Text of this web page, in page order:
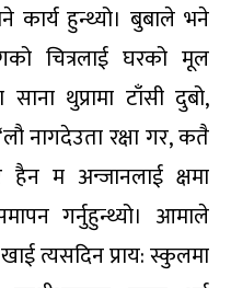
हुन्थ्यो। बुबाले भने
चित्रलाई घरको मूल
थुप्रामा टाँसी दुबो,
नागदेउता रक्षा गर, कतै
म अन्जानलाई क्षमा
गर्नुहुन्थ्यो। आमाले
त्यसदिन प्राय: स्कुलमा